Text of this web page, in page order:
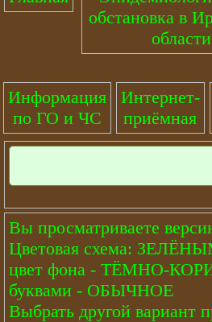
обстановка в
области
Информация
по ГО и ЧС
Интернет-
приёмная
Вы просматриваете
Цветовая схема:
цвет фона - ТЁМНО-
буквами - ОБЫЧНОЕ
Выбрать другой вариант